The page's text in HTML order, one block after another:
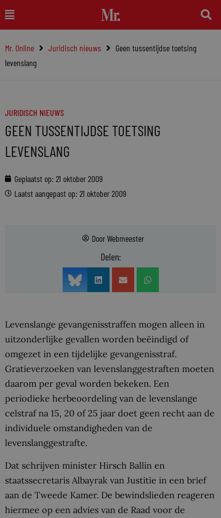
naar
inhoud
Main
Menu
Mr. Online Juridisch nieuws
Geen tussentijdse toetsing
levenslang
JURIDISCH NIEUWS
GEEN TUSSENTIJDSE TOETSING
LEVENSLANG
Geplaatst op: 21 oktober 2009
Laatst aangepast op: 21 oktober 2009
DoorWebmeester
Delen:
Levenslange gevangenisstraffen mogen alleen in
uitzonderlijke gevallen worden beëindigd of
omgezet in een tijdelijke gevangenisstraf.
Gratieverzoeken van levenslanggestraften moeten
daarom per geval worden bekeken. Een
periodieke herbeoordeling van de levenslange
celstraf na 15, 20 of 25 jaar doet geen recht aan de
individuele omstandigheden van de
levenslanggestrafte.
Dat schrijven minister Hirsch Ballin en
staatssecretaris Albayrak van Justitie in een brief
aan de Tweede Kamer. De bewindslieden reageren
hiermee op een advies van de Raad voor de